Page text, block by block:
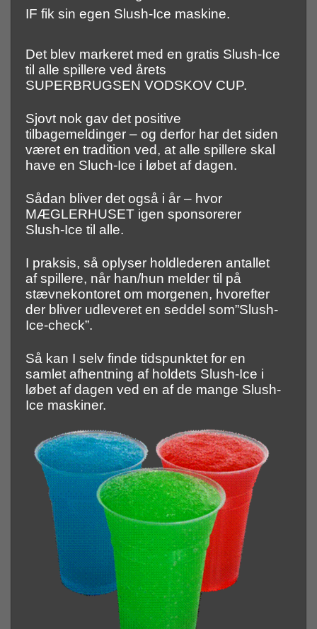
IF fik sin egen Slush-Ice maskine.
Det blev markeret med en gratis Slush-Ice
til alle spillere ved årets
SUPERBRUGSEN VODSKOV CUP.
Sjovt nok gav det positive
tilbagemeldinger – og derfor har det siden
været en tradition ved, at alle spillere skal
have en Sluch-Ice i løbet af dagen.
Sådan bliver det også i år – hvor
MÆGLERHUSET igen sponsorerer
Slush-Ice til alle.
I praksis, så oplyser holdlederen antallet
af spillere, når han/hun melder til på
stævnekontoret om morgenen, hvorefter
der bliver udleveret en seddel som”Slush-
Ice-check”.
Så kan I selv finde tidspunktet for en
samlet afhentning af holdets Slush-Ice i
løbet af dagen ved en af de mange Slush-
Ice maskiner.